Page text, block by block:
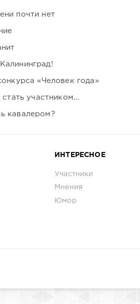
почти нет
«Человек года»
участником...
кавалером?
ИНТЕРЕСНОЕ
Участники
Мнения
Юмор